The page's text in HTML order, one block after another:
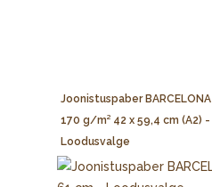
Joonistuspaber BARCELONA
170 g/m² 42 x 59,4 cm (A2) -
Loodusvalge